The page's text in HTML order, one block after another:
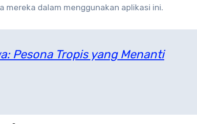
dalam menggunakan aplikasi ini.
Pesona Tropis yang Menanti